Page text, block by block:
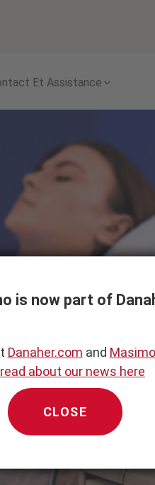
Et Assistance
is now part of
Danaher.com and
read about our news here
CLOSE